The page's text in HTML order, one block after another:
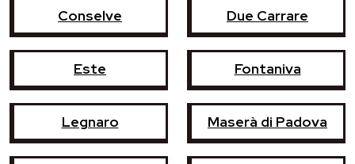
Conselve Due Carrare
Este Fontaniva
Legnaro Maserà di Padova